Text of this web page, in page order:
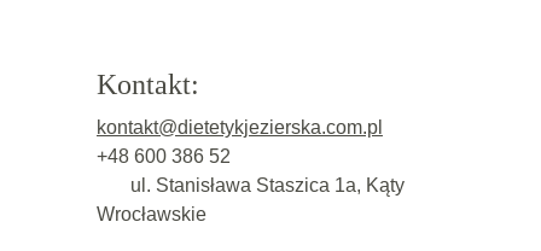
Kontakt:
kontakt@dietetykjezierska.com.pl
+48 600 386 52
       ul. Stanisława Staszica 1a, Kąty
Wrocławskie